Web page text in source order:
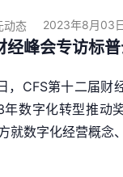
动态 2023年8月03
经峰会专访标
，CFS第十二届财
年数字化转型推动
就数字化经营概念